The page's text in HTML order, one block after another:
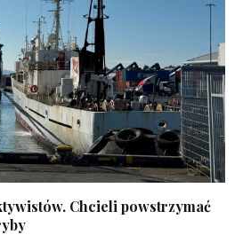
Chcieli powstrzymać